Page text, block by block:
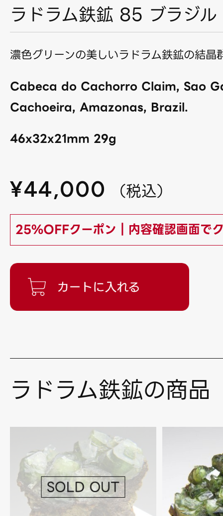
ラドラム鉄鉱 85 ブラジル
濃色グリーンの美しいラドラム鉄鉱の結晶
Cabeca do Cachorro Claim, Sao
Cachoeira, Amazonas, Brazil.
46x32x21mm 29g
¥44,000 （税込）
25%OFFクーポン｜内容確認画面で
ラドラム鉄鉱の商品